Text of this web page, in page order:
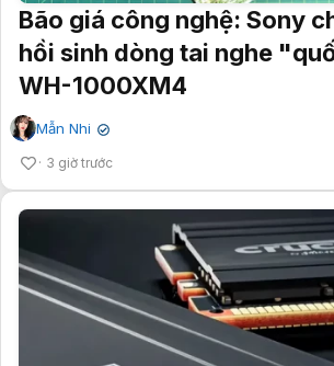
Bão giá công nghệ: Sony
hồi sinh dòng tai nghe
WH-1000XM4
Mẫn Nhi ✔
3 giờ trước